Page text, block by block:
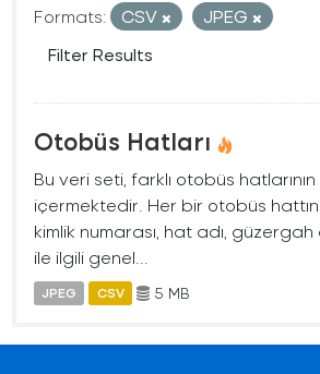
Formats: CSV
JPEG
Filter Results
Otobüs Hatları
Bu veri seti, farklı otobüs
içermektedir. Her bir otobüs
kimlik numarası, hat adı, güzergah
ile ilgili genel...
JPEG CSV 5 MB